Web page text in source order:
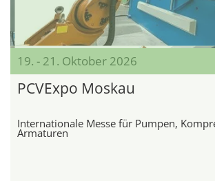
19. - 21. Oktober 2026
PCVExpo Moskau
Internationale Messe für Pumpen,
Armaturen